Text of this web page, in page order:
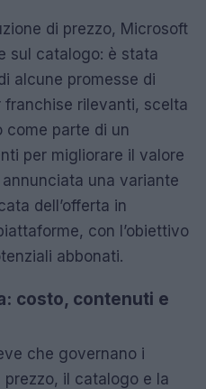
di prezzo, Microsoft
sul catalogo: è stata
alcune promesse di
franchise rilevanti, scelta
come parte di un
per migliorare il valore
una variante
dell’offerta in
con l’obiettivo
abbonati.
costo, contenuti e
che governano i
il catalogo e la